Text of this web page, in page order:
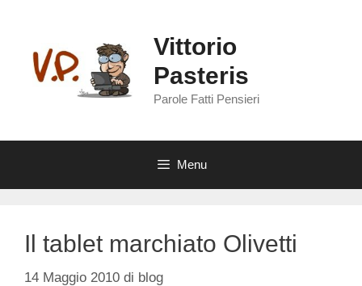
contenuto
Vittorio
Pasteris
Parole Fatti Pensieri
Menu
Il tablet marchiato Olivetti
14 Maggio 2010 di blog